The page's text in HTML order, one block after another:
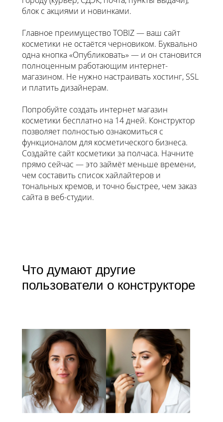
блок с акциями и новинками.
Главное преимущество TOBIZ — ваш сайт
косметики не остаётся черновиком. Буквально
одна кнопка «Опубликовать» — и он становится
полноценным работающим интернет-
магазином. Не нужно настраивать хостинг, SSL
и платить дизайнерам.
Попробуйте создать интернет магазин
косметики бесплатно на 14 дней. Конструктор
позволяет полностью ознакомиться с
функционалом для косметического бизнеса.
Создайте сайт косметики за полчаса. Начните
прямо сейчас — это займёт меньше времени,
чем составить список хайлайтеров и
тональных кремов, и точно быстрее, чем заказ
сайта в веб-студии.
Что думают другие
пользователи о конструкторе